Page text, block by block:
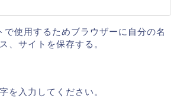
で使用するためブラウザーに自分の名
、サイトを保存する。
を入力してください。